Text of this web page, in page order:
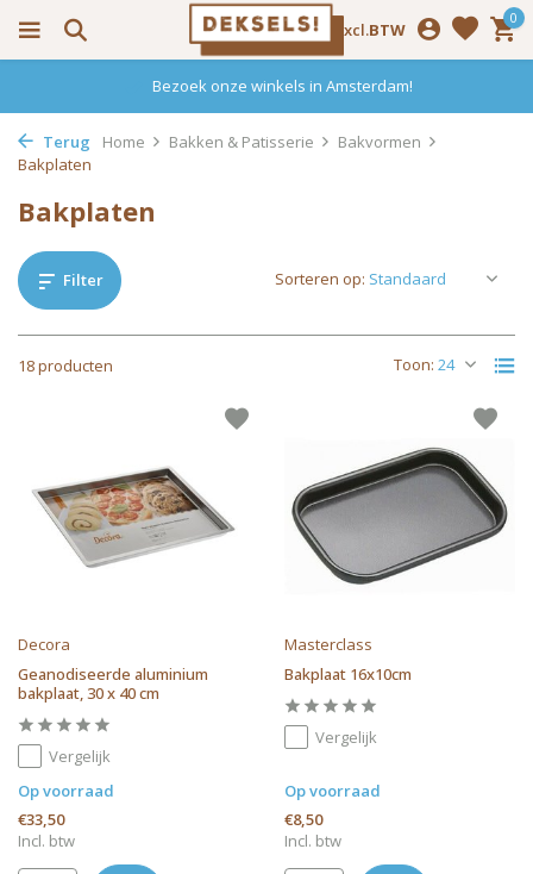
Incl. Excl.BTW
0
Bezoek onze winkels in Amsterdam!
Terug Home Bakken & Patisserie
Bakvormen
Bakplaten
Bakplaten
Filter
18 producten Toon:
Sorteren op:
Decora
Geanodiseerde aluminium
bakplaat, 30 x 40 cm
Vergelijk
Op voorraad
€33,50
Incl. btw
Masterclass
Bakplaat 16x10cm
Vergelijk
Op voorraad
€8,50
Incl. btw